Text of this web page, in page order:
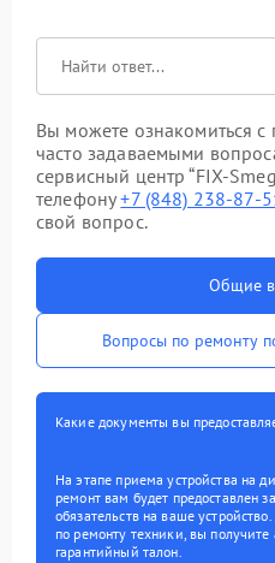
Вы можете ознакомиться
часто задаваемыми
сервисный центр “FIX-
телефону+7 (848) 238-87-
свой вопрос.
Общие
Вопросы по ремонту
Какие документы вы
На этапе приема устройства на
ремонт вам будет предоставлен
обязательств на ваше
по ремонту техники, вы
гарантийный талон.